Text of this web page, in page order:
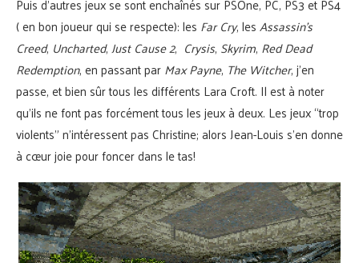
( en bon joueur qui se respecte): les Far Cry, lesAssassin’s
Creed, Uncharted,Just Cause 2, Crysis, Skyrim, Red Dead
Redemption, en passant parMax Payne, The Witcher, j’en
passe, et bien sûr tous les différents Lara Croft. Il est à noter
qu’ils ne font pas forcément tous les jeux à deux. Les jeux “trop
violents” n’intéressent pas Christine; alors Jean-Louis s’en donne
à cœur joie pour foncer dans le tas!